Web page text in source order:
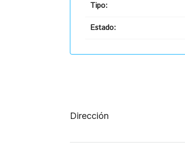
Tipo:
Estado:
Dirección